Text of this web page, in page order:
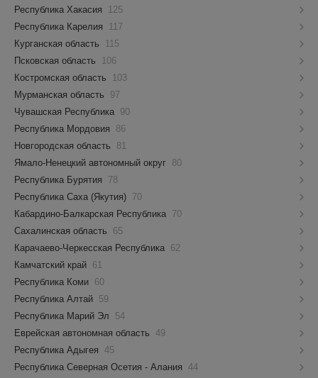
Республика Хакасия
125
Республика Карелия
117
Курганская область
115
Псковская область
106
Костромская область
103
Мурманская область
97
Чувашская Республика 90
Республика Мордовия
86
Новгородская область
81
Ямало-Ненецкий автономный округ 80
Республика Бурятия
78
Республика Саха (Якутия) 70
Кабардино-Балкарская Республика 70
Сахалинская область
65
Карачаево-Черкесская Республика 62
Камчатский край 61
Республика Коми 60
Республика Алтай 59
Республика Марий Эл
54
Еврейская автономная область 49
Республика Адыгея 45
Республика Северная Осетия - Алания 44